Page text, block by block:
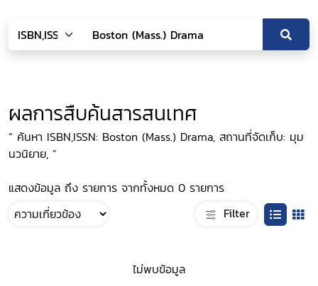
ผลการสืบค้นสารสนเทศ
“ ค้นหา ISBN,ISSN: Boston (Mass.) Drama, สถานที่จัดเก็บ: มุม
นวนิยาย, ”
แสดงข้อมูล ถึง รายการ จากทั้งหมด 0 รายการ
Filter
ไม่พบข้อมูล